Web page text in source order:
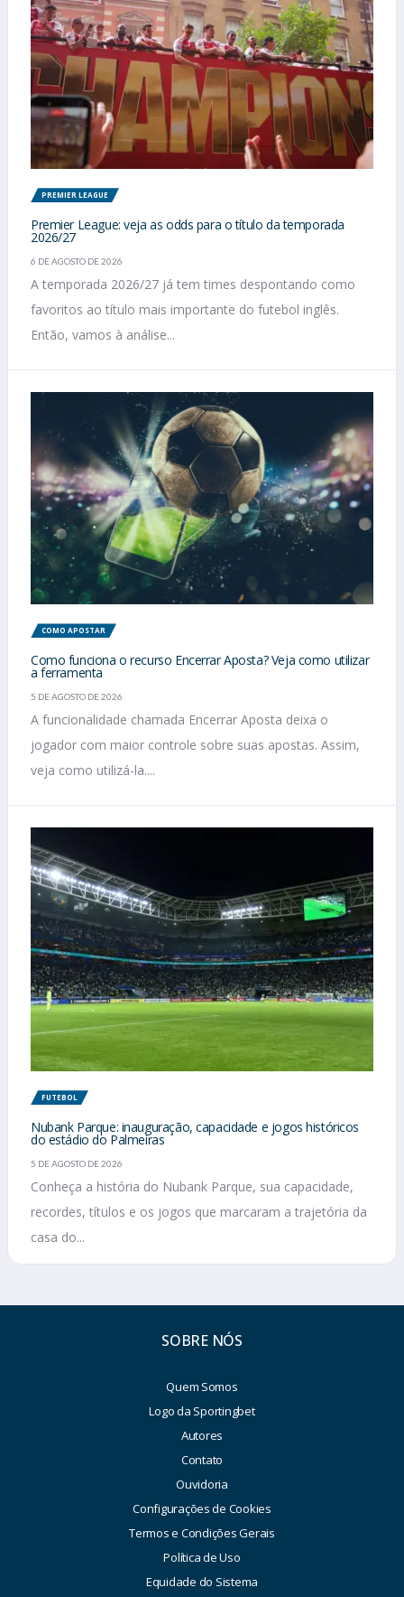
PREMIER LEAGUE
Premier League: veja as odds para o título da temporada
2026/27
6 DE AGOSTO DE 2026
A temporada 2026/27 já tem times despontando como
favoritos ao título mais importante do futebol inglês.
Então, vamos à análise...
COMO APOSTAR
Como funciona o recurso Encerrar Aposta? Veja como utilizar
a ferramenta
5 DE AGOSTO DE 2026
A funcionalidade chamada Encerrar Aposta deixa o
jogador com maior controle sobre suas apostas. Assim,
veja como utilizá-la....
FUTEBOL
Nubank Parque: inauguração, capacidade e jogos históricos
do estádio do Palmeiras
5 DE AGOSTO DE 2026
Conheça a história do Nubank Parque, sua capacidade,
recordes, títulos e os jogos que marcaram a trajetória da
casa do...
SOBRE NÓS
Quem Somos
Logo da Sportingbet
Autores
Contato
Ouvidoria
Configurações de Cookies
Termos e Condições Gerais
Política de Uso
Equidade do Sistema